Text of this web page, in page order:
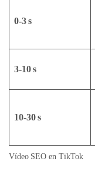
0‑3 s
3‑10 s
10‑30 s
Vídeo SEO en TikTok